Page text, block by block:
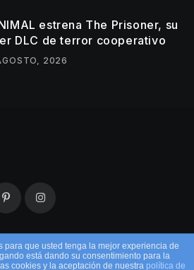
estrena The Prisoner, su
DLC de terror cooperativo
2026
para que usted tenga la mejor experiencia de
está dando su consentimiento para la
cookies y la aceptación de nuestra política de